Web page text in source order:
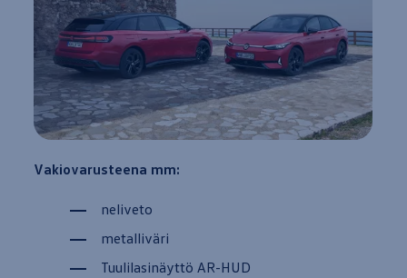
Vakiovarusteena mm:
neliveto
metalliväri
Tuulilasinäyttö AR-HUD